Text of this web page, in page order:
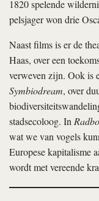
1820 spelende
pelsjager won drie
Naast films is er de
Haas, over een
verweven zijn. Ook is
Symbiodream, over
stadsecoloog. In
wat we van vogels
Europese kapitalisme
wordt met vereende